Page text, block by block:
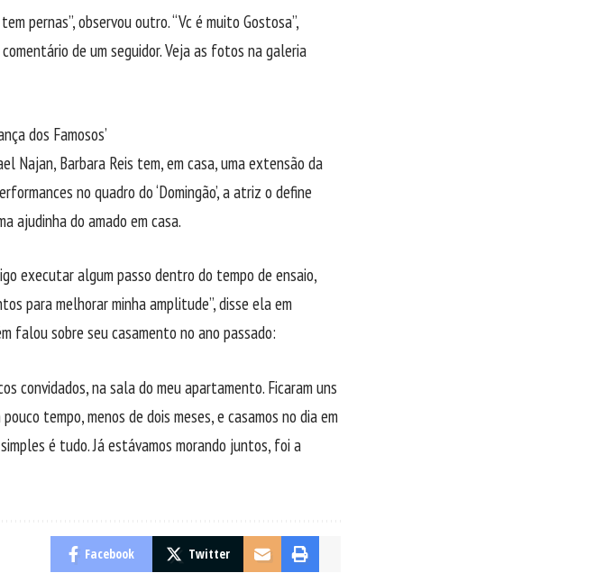
pernas”, observou outro. “Vc é muito Gostosa”,
de um seguidor. Veja as fotos na galeria
dos Famosos’
Najan, Barbara Reis tem, em casa, uma extensão da
no quadro do ‘Domingão’, a atriz o define
ajudinha do amado em casa.
executar algum passo dentro do tempo de ensaio,
para melhorar minha amplitude”, disse ela em
falou sobre seu casamento no ano passado:
convidados, na sala do meu apartamento. Ficaram uns
tempo, menos de dois meses, e casamos no dia em
é tudo. Já estávamos morando juntos, foi a
Facebook Twitter